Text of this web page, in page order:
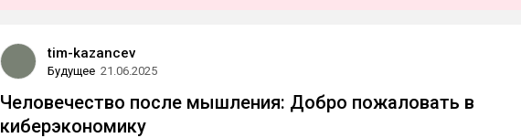
tim-kazancev
Будущее 21.06.2025
Человечество после мышления: Добро пожаловать в
киберэкономику